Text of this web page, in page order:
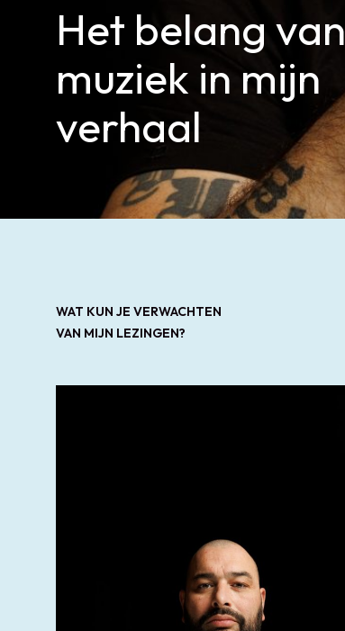
Het belang van
muziek in mijn
verhaal
WAT KUN JE VERWACHTEN
VAN MIJN LEZINGEN?